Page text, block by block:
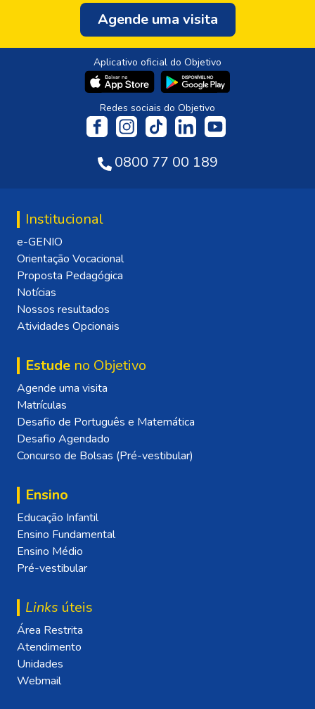
Agende uma visita
Aplicativo oficial do Objetivo
Redes sociais do Objetivo
0800 77 00 189
Institucional
e-GENIO
Orientação Vocacional
Proposta Pedagógica
Notícias
Nossos resultados
Atividades Opcionais
Estude no Objetivo
Agende uma visita
Matrículas
Desafio de Português e Matemática
Desafio Agendado
Concurso de Bolsas (Pré-vestibular)
Ensino
Educação Infantil
Ensino Fundamental
Ensino Médio
Pré-vestibular
Links úteis
Área Restrita
Atendimento
Unidades
Webmail